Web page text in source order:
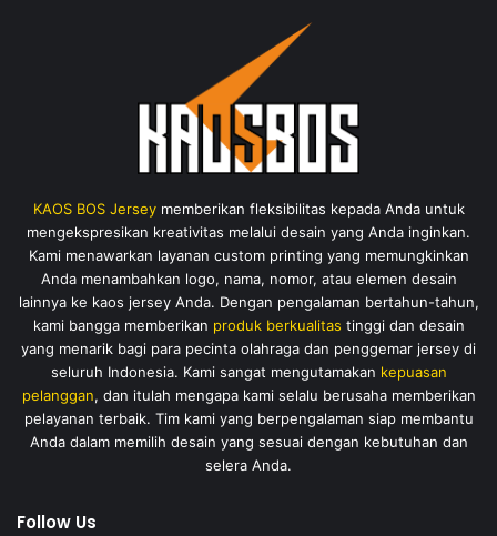
KAOS BOS Jerseymemberikan fleksibilitas kepada Anda untuk
mengekspresikan kreativitas melalui desain yang Anda inginkan.
Kami menawarkan layanan custom printing yang memungkinkan
Anda menambahkan logo, nama, nomor, atau elemen desain
lainnya ke kaos jersey Anda. Dengan pengalaman bertahun-tahun,
kami bangga memberikan produk berkualitas tinggi dan desain
yang menarik bagi para pecinta olahraga dan penggemar jersey di
seluruh Indonesia. Kami sangat mengutamakan kepuasan
pelanggan, dan itulah mengapa kami selalu berusaha memberikan
pelayanan terbaik. Tim kami yang berpengalaman siap membantu
Anda dalam memilih desain yang sesuai dengan kebutuhan dan
selera Anda.
Follow Us